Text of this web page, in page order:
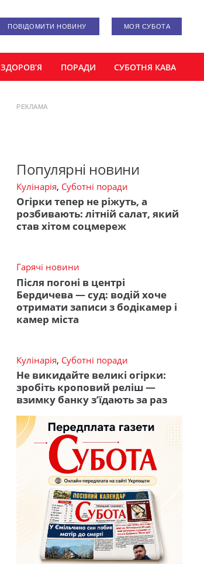
ПОВІДОМИТИ НОВИНУ МОЯ СУБОТА
ЗДОРОВ’Я ПОРАДИ СУБОТНЯ КАВА
РЕКЛАМА
Популярні новини
Кулінарія, Суботні поради
Огірки тепер не ріжуть, а
розбивають: літній салат, який
став хітом соцмереж
Гарячі новини
Після погоні в центрі
Бердичева — суд: водій хоче
отримати записи з бодікамер і
камер міста
Кулінарія, Суботні поради
Не викидайте великі огірки:
зробіть кроповий реліш —
взимку банку з’їдають за раз